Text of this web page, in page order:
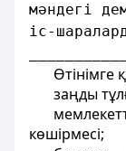
мәндегi
iс-
Өтінiмге
заңды
көшiрмесi;